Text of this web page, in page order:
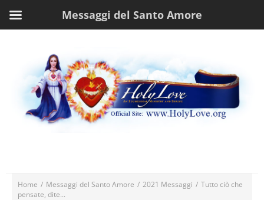
Home / Messaggi del Santo Amore / 2021 Messaggi / Tutto ciò che
pensate, dite...
Messaggi del Santo Amore